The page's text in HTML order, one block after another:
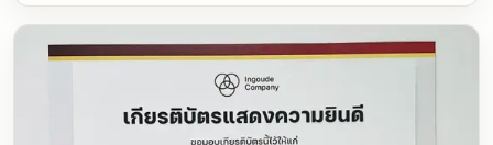
เป็นกระดาษการ์ดขาวนอกนำเข้าจากญี่ปุ่น ผิวเนียนนุ่มแบบ
Micro-smoothing ผ่านกระบวนการไร้กรด (Acid-Free) และ
ได้มาตรฐาน FSC ทำให้ภาพพิมพ์คมชัด ปั๊มฟอยล์ทองสวย
และไม่เหลืองแม้เก็บไว้หลายสิบปี